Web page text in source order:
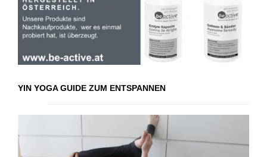
YIN YOGA GUIDE ZUM ENTSPANNEN